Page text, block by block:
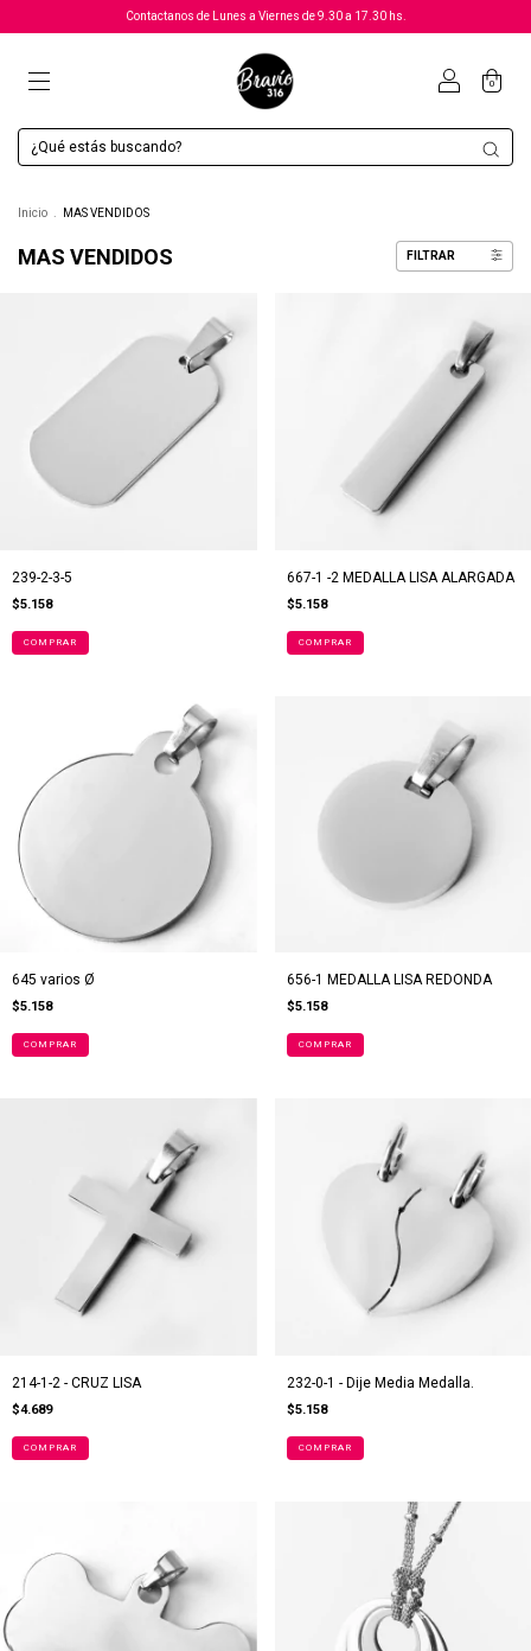
Contactanos de Lunes a Viernes de 9.30 a 17.30 hs.
0
Inicio MAS VENDIDOS
MAS VENDIDOS FILTRAR
239-2-3-5
$5.158
COMPRAR
667-1 -2 MEDALLA LISA ALARGADA
$5.158
COMPRAR
645 varios Ø
$5.158
COMPRAR
656-1 MEDALLA LISA REDONDA
$5.158
COMPRAR
214-1-2 - CRUZ LISA
$4.689
COMPRAR
232-0-1 - Dije Media Medalla.
$5.158
COMPRAR